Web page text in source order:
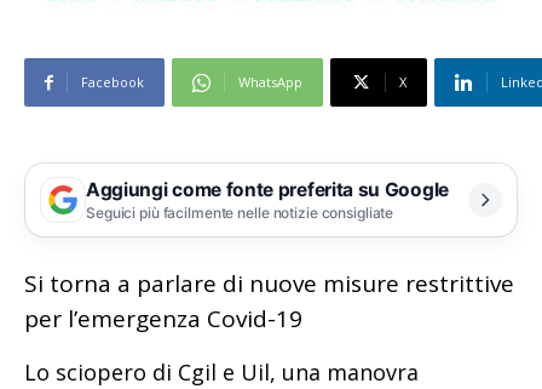
Facebook WhatsApp X
Aggiungi come fonte preferita su Google
Seguici più facilmente nelle notizie consigliate
Si torna a parlare di nuove misure restrittive
per l’emergenza Covid-19
Lo sciopero di Cgil e Uil, una manovra